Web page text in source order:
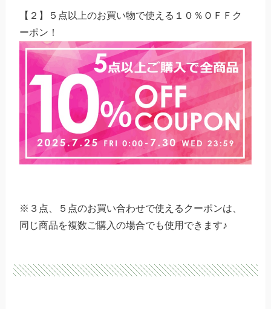
【２】５点以上のお買い物で使える１０％ＯＦＦク
ーポン！
※３点、５点のお買い合わせで使えるクーポンは、
同じ商品を複数ご購入の場合でも使用できます♪